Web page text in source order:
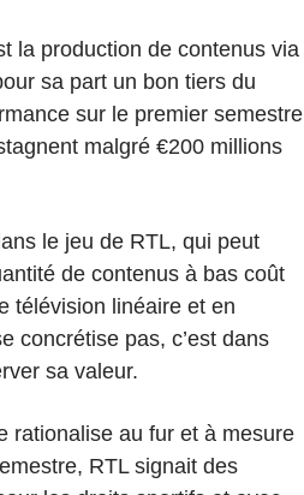
la production de contenus via
sa part un bon tiers du
sur le premier semestre
malgré €200 millions
le jeu de RTL, qui peut
de contenus à bas coût
télévision linéaire et en
concrétise pas, c’est dans
sa valeur.
rationalise au fur et à mesure
RTL signait des